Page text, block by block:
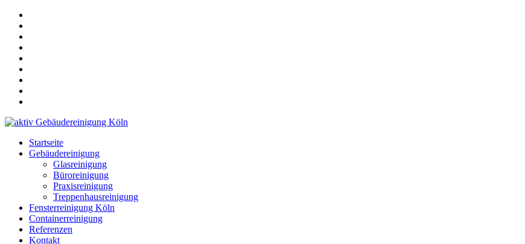
Startseite
Gebäudereinigung
Glasreinigung
Büroreinigung
Praxisreinigung
Treppenhausreinigung
Fensterreinigung Köln
Containerreinigung
Referenzen
Kontakt